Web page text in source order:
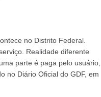
no Distrito Federal.
Realidade diferente
parte é paga pelo usuário,
no Diário Oficial do GDF, em